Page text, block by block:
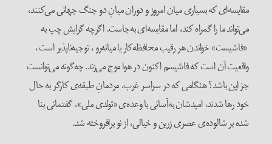
مقایسه‌ای که بسیاری میان امروز و دوران میانِ دو جنگ جهانی می‌کنند،
می‌تواند ما را گمراه‌ کند، اما مقایسه‌ای به‌جاست. اگرچه گرایش چپ به
«فاشیست» خواندن هر رقیب محافظه‌کار یا میانه‌رو ، توجیه‌ناپذیر است ،
واقعیت آن است که فاشیسم اکنون در هوا موج می‌زند. چه‌گونه می‌توانست
جز این باشد؟ هنگامی که در سراسر غرب، مردمانِ طبقه‌ی کارگر به حال
خود رها شدند، امیدشان به‌آسانی با وعده‌ی «تولدی ملی»، گفتمانی بنا
شده بر شالوده‌ی عصری زرین و خیالی، از نو برافروخته شد.